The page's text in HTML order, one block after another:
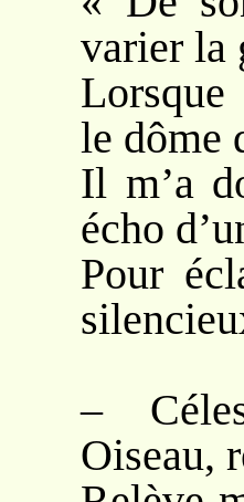
varier la
le dôme
Il m’a
écho
Pour
–
Oiseau,